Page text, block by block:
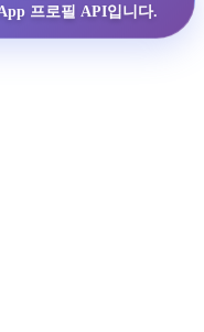
프로필 API입니다.